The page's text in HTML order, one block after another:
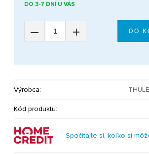
DO 3-7 DNÍ U VÁS
– +
Výrobca:
Kód produktu:
Spočítajte si, koľko si